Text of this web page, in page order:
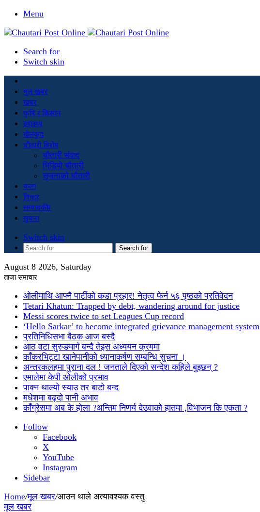
Menu
Search for
Switch skin
मूल खबर
खबर
कृषि र किसान
स्वास्थ्य
खेलकुद
चौतारी विशेष
चौतारी संवाद
भिडियो चौतारी
सृजनाको चौतारी
कला
विचार
सम्पादकीय
सुचना
Switch skin
Search for
August 8 2026, Saturday
ताजा समाचार
ओलीमाथि आफ्नै पार्टीको कडा प्रहार! नेतृत्व फेर्न ५६ पृष्ठको प्रतिवेदन
Tetari Khatun: Trapped by debt, wandering around for justice
Messi scores twice to set Leagues Cup record
‘Hello Sarkar’ to become integrated grievance management system
प्रतिनिधिसभा बैठक आज बस्दै
आठ वटा सुरुङमार्ग बन्दै तेइस अध्ययन क्रममा
काँकरभिट्टा खानेपानीको ध्यानाकर्षण सम्बन्धि सुचना ।
अन्तरकलहमा पुराना दल ! जनताले दिएको सन्देश कहिले बुझ्छन् ?
एमालेमा केपी ओलीको प्रभाव
पाक्न थाल्यो स्याउ तर बाटो बन्द
मधेशमा बढ्दो पानी अभाव
काँग्रेसमा अब के होला ?अन्तिम निणर्य देउवाको हातमा ,विभाजन कि एकता ?
Follow
Facebook
X
YouTube
Instagram
Sidebar
Home/मूल खबर/आउन थाले अत्यावश्यक वस्तु
मूल खबर